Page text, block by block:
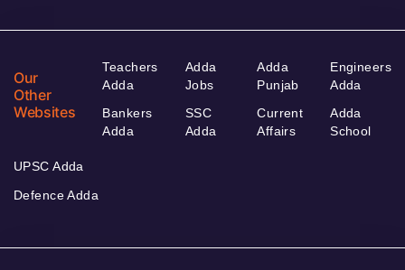
Our
Other
Websites
Teachers
Adda
Bankers
Adda
Adda
Jobs
SSC
Adda
Adda
Punjab
Current
Affairs
Engineers
Adda
Adda
School
UPSC Adda
Defence Adda